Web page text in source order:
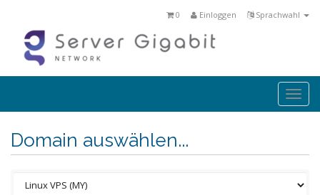
Sprachwahl
Einloggen
0
Domain auswählen...